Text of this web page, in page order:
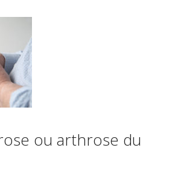
ou arthrose du